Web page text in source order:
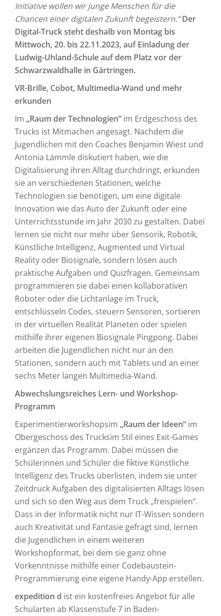
Initiative wollen wir junge Menschen für die
Chancen einer digitalen Zukunft begeistern.“ Der
Digital-Truck steht deshalb von Montag bis
Mittwoch, 20. bis 22.11.2023, auf Einladung der
Ludwig-Uhland-Schule auf dem Platz vor der
Schwarzwaldhalle in Gärtringen.
VR-Brille, Cobot, Multimedia-Wand und mehr
erkunden
Im „Raum der Technologien“ im Erdgeschoss des
Trucks ist Mitmachen angesagt. Nachdem die
Jugendlichen mit den Coaches Benjamin Wiest und
Antonia Lämmle diskutiert haben, wie die
Digitalisierung ihren Alltag durchdringt, erkunden
sie an verschiedenen Stationen, welche
Technologien sie benötigen, um eine digitale
Innovation wie das Auto der Zukunft oder eine
Unterrichtsstunde im Jahr 2030 zu gestalten. Dabei
lernen sie nicht nur mehr über Sensorik, Robotik,
Künstliche Intelligenz, Augmented und Virtual
Reality oder Biosignale, sondern lösen auch
praktische Aufgaben und Quizfragen. Gemeinsam
programmieren sie dabei einen kollaborativen
Roboter oder die Lichtanlage im Truck,
entschlüsseln Codes, steuern Sensoren, sortieren
in der virtuellen Realität Planeten oder spielen
mithilfe ihrer eigenen Biosignale Pingpong. Dabei
arbeiten die Jugendlichen nicht nur an den
Stationen, sondern auch mit Tablets und an einer
sechs Meter langen Multimedia-Wand.
Abwechslungsreiches Lern- und Workshop-
Programm
Experimentierworkshopsim „Raum der Ideen“ im
Obergeschoss des Trucksim Stil eines Exit-Games
ergänzen das Programm. Dabei müssen die
Schülerinnen und Schüler die fiktive Künstliche
Intelligenz des Trucks überlisten, indem sie unter
Zeitdruck Aufgaben des digitalisierten Alltags lösen
und sich so den Weg aus dem Truck „freispielen“.
Dass in der Informatik nicht nur IT-Wissen sondern
auch Kreativität und Fantasie gefragt sind, lernen
die Jugendlichen in einem weiteren
Workshopformat, bei dem sie ganz ohne
Vorkenntnisse mithilfe einer Codebaustein-
Programmierung eine eigene Handy-App erstellen.
expedition d ist ein kostenfreies Angebot für alle
Schularten ab Klassenstufe 7 in Baden-